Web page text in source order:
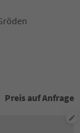
Preis auf Anfrage